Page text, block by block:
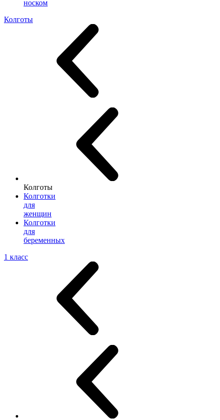
носком
Колготы
Колготы
Колготки
для
женщин
Колготки
для
беременных
1 класс